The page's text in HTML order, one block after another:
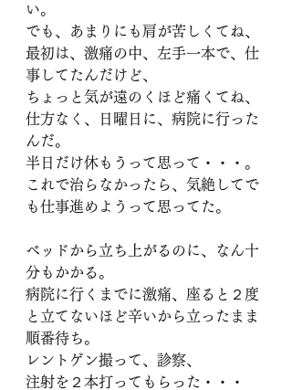
い。
でも、あまりにも肩が苦しくてね、
最初は、激痛の中、左手一本で、仕
事してたんだけど、
ちょっと気が遠のくほど痛くてね、
仕方なく、日曜日に、病院に行った
んだ。
半日だけ休もうって思って・・・。
これで治らなかったら、気絶してで
も仕事進めようって思ってた。
ベッドから立ち上がるのに、なん十
分もかかる。
病院に行くまでに激痛、座ると２度
と立てないほど辛いから立ったまま
順番待ち。
レントゲン撮って、診察、
注射を２本打ってもらった・・・